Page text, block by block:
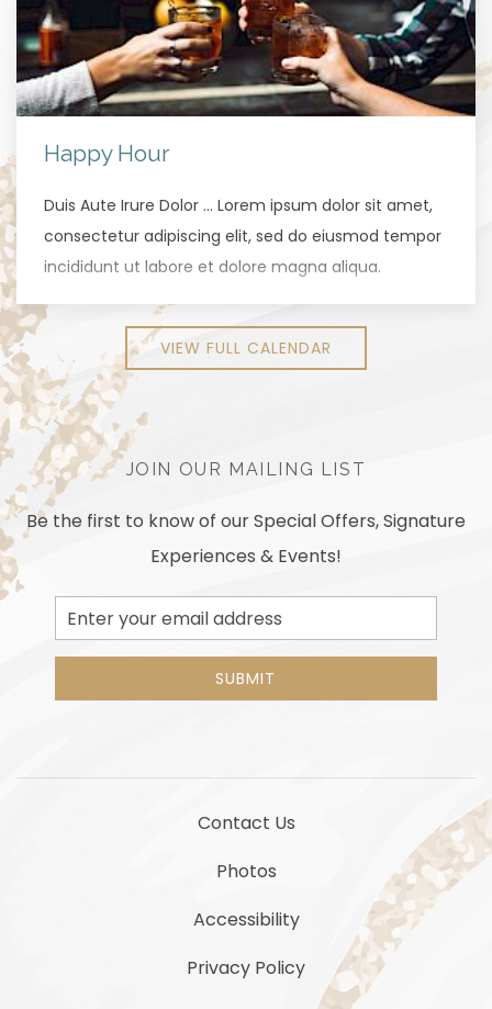
Happy Hour
Duis Aute Irure Dolor … Lorem ipsum dolor sit amet,
consectetur adipiscing elit, sed do eiusmod tempor
incididunt ut labore et dolore magna aliqua.
VIEW FULL CALENDAR
JOIN OUR MAILING LIST
Be the first to know of our Special Offers, Signature
Experiences & Events!
Email
Address
SUBMIT
Contact Us
Photos
Accessibility
Privacy Policy